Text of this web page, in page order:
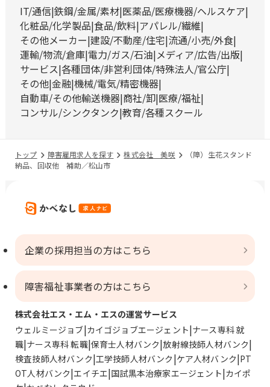
IT/通信 鉄鋼/金属/素材 医薬品/医療機器/ヘルスケア
化粧品/化学製品 食品/飲料 アパレル/繊維
その他メーカー 建設/不動産/住宅 流通/小売/外食
運輸/物流/倉庫 電力/ガス/石油 メディア/広告/出版
サービス 各種団体/非営利団体/特殊法人/官公庁
その他 金融 機械/電気/精密機器
自動車/その他輸送機器 商社/卸 医療/福祉
コンサル/シンクタンク 教育/各種スクール
トップ 障害雇用求人を探す 株式会社 美咲
（障）生花スタンド
納品、回収他 補助／松山市
企業の採用担当の方はこちら
障害福祉事業者の方はこちら
株式会社エス・エム・エスの運営サービス
ウェルミージョブ カイゴジョブエージェント ナース専科 就
職 ナース専科 転職 保育士人材バンク 放射線技師人材バンク
検査技師人材バンク 工学技師人材バンク ケア人材バンク PT
OT人材バンク エイチエ 国試黒本治療家エージェント カイポ